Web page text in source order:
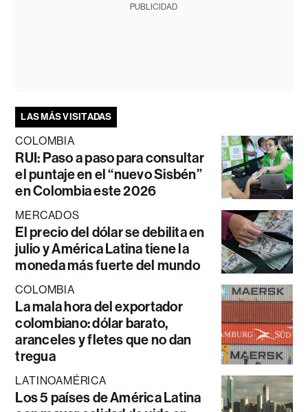
PUBLICIDAD
LAS MÁS VISITADAS
COLOMBIA
RUI: Paso a paso para consultar
el puntaje en el “nuevo Sisbén”
en Colombia este 2026
MERCADOS
El precio del dólar se debilita en
julio y América Latina tiene la
moneda más fuerte del mundo
COLOMBIA
La mala hora del exportador
colombiano: dólar barato,
aranceles y fletes que no dan
tregua
LATINOAMÉRICA
Los 5 países de América Latina